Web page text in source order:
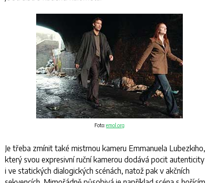
Foto:emol.org
Je třeba zmínit také mistrnou kameru Emmanuela Lubezkiho,
který svou expresivní ruční kamerou dodává pocit autenticity
i ve statických dialogických scénách, natož pak v akčních